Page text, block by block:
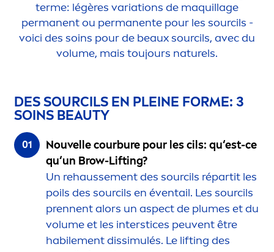
terme: légères variations de maquillage
permanent ou permanente pour les sourcils -
voici des soins pour de beaux sourcils, avec du
volume, mais toujours naturels.
DES SOURCILS EN PLEINE FORME: 3
SOINS BEAUTY
Nouvellecourbure pour lescils: qu‘est-ce
qu‘un Brow-Lifting?
Un rehaussement des sourcils répartit les
poils des sourcils en éventail. Les sourcils
prennent alors un aspect de plumes et du
volume et les interstices peuvent être
habilement dissimulés. Le lifting des